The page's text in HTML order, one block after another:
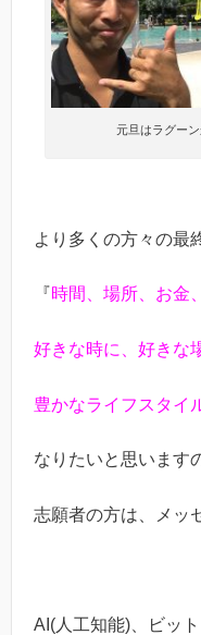
元旦はラグー
より多くの方々の最
『時間、場所、お金
好きな時に、好きな
豊かなライフスタイ
なりたいと思います
志願者の方は、メッ
AI(人工知能)、ビッ